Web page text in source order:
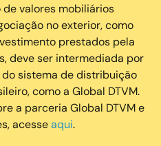
valores mobiliários
no exterior, como
prestados pela
deve ser intermediada por
sistema de distribuição
como a Global DTVM.
a parceria Global DTVM e
acesseaqui.